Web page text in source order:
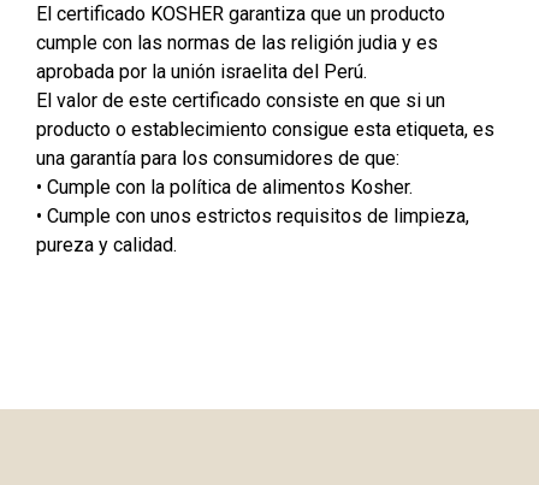
El certificado KOSHER garantiza que un producto
cumple con las normas de las religión judia y es
aprobada por la unión israelita del Perú.
El valor de este certificado consiste en que si un
producto o establecimiento consigue esta etiqueta, es
una garantía para los consumidores de que:
• Cumple con la política de alimentos Kosher.
• Cumple con unos estrictos requisitos de limpieza,
pureza y calidad.